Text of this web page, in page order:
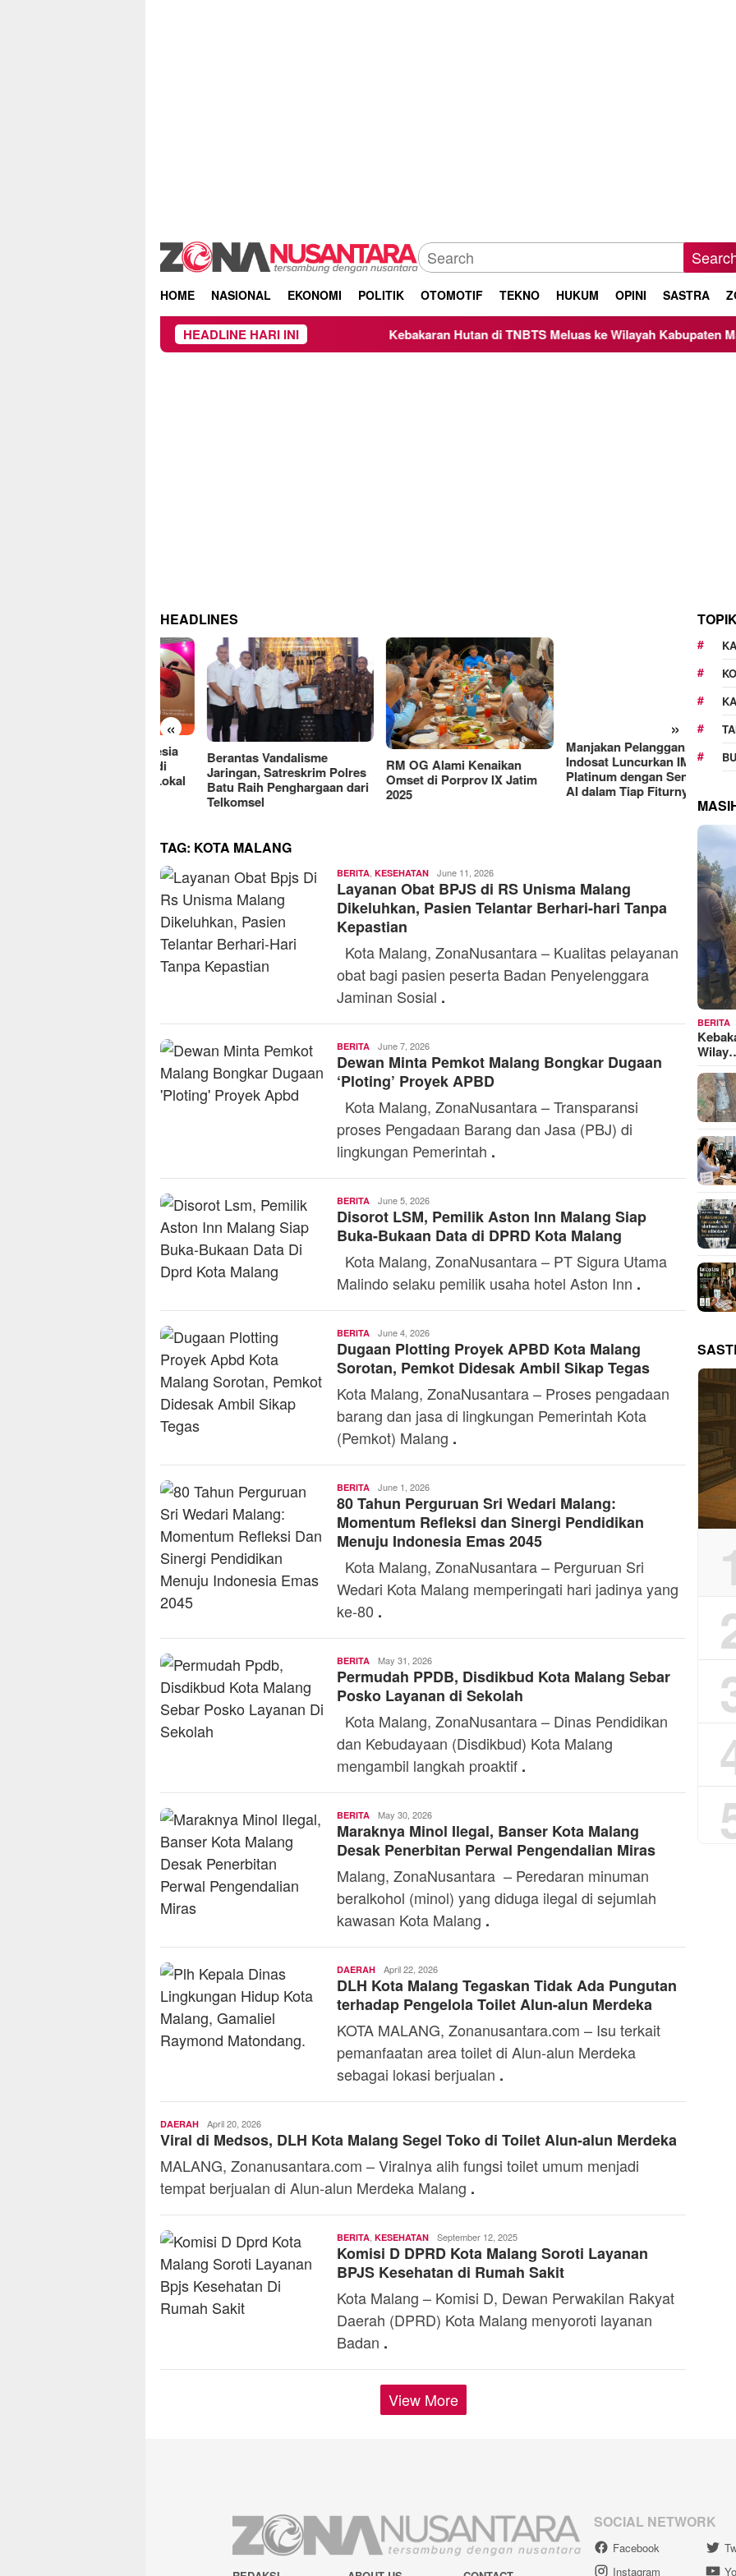
HOME NASIONAL EKONOMI POLITIK OTOMOTIF TEKNO HUKUM OPINI SASTRA
HEADLINE HARI INI Kebakaran Hutan di TNBTS Meluas ke Wilayah Kabupaten Malang,
HEADLINES
« »
Berantas Vandalisme
Jaringan, Satreskrim Polres
Batu Raih Penghargaan dari
Telkomsel
RM OG Alami Kenaikan
Omset di Porprov IX Jatim
2025
Manjakan Pelanggan,
Indosat Luncurkan IM3
Platinum dengan Sentuhan
RAT
TAG: KOTA MALANG
BERITA, KESEHATAN Toski
Dermaleksana
June 11, 2026
Layanan Obat BPJS di RS Unisma Malang
Dikeluhkan, Pasien Telantar Berhari-hari Tanpa
Kepastian
Kota Malang, ZonaNusantara – Kualitas pelayanan
obat bagi pasien peserta Badan Penyelenggara
Jaminan Sosial .
BERITA Toski
Dermaleksana
June 7, 2026
Dewan Minta Pemkot Malang Bongkar Dugaan
‘Ploting’ Proyek APBD
Kota Malang, ZonaNusantara – Transparansi
proses Pengadaan Barang dan Jasa (PBJ) di
lingkungan Pemerintah .
BERITA Toski
Dermaleksana
June 5, 2026
Disorot LSM, Pemilik Aston Inn Malang Siap
Buka-Bukaan Data di DPRD Kota Malang
Kota Malang, ZonaNusantara – PT Sigura Utama
Malindo selaku pemilik usaha hotel Aston Inn .
BERITA Toski
Dermaleksana
June 4, 2026
Dugaan Plotting Proyek APBD Kota Malang
Sorotan, Pemkot Didesak Ambil Sikap Tegas
Kota Malang, ZonaNusantara – Proses pengadaan
barang dan jasa di lingkungan Pemerintah Kota
(Pemkot) Malang .
BERITA Toski
Dermaleksana
June 1, 2026
80 Tahun Perguruan Sri Wedari Malang:
Momentum Refleksi dan Sinergi Pendidikan
Menuju Indonesia Emas 2045
Kota Malang, ZonaNusantara – Perguruan Sri
Wedari Kota Malang memperingati hari jadinya yang
ke-80 .
BERITA Toski
Dermaleksana
May 31, 2026
Permudah PPDB, Disdikbud Kota Malang Sebar
Posko Layanan di Sekolah
Kota Malang, ZonaNusantara – Dinas Pendidikan
dan Kebudayaan (Disdikbud) Kota Malang
mengambil langkah proaktif .
BERITA Toski
Dermaleksana
May 30, 2026
Maraknya Minol Ilegal, Banser Kota Malang
Desak Penerbitan Perwal Pengendalian Miras
Malang, ZonaNusantara – Peredaran minuman
beralkohol (minol) yang diduga ilegal di sejumlah
kawasan Kota Malang .
DAERAH Toski
Dermaleksana
April 22, 2026
DLH Kota Malang Tegaskan Tidak Ada Pungutan
terhadap Pengelola Toilet Alun-alun Merdeka
KOTA MALANG, Zonanusantara.com – Isu terkait
pemanfaatan area toilet di Alun-alun Merdeka
sebagai lokasi berjualan .
DAERAH Toski
Dermaleksana
April 20, 2026
Viral di Medsos, DLH Kota Malang Segel Toko di Toilet Alun-alun Merdeka
MALANG, Zonanusantara.com – Viralnya alih fungsi toilet umum menjadi
tempat berjualan di Alun-alun Merdeka Malang .
BERITA, KESEHATAN Toski
Dermaleksana
September 12, 2025
Komisi D DPRD Kota Malang Soroti Layanan
BPJS Kesehatan di Rumah Sakit
Kota Malang – Komisi D, Dewan Perwakilan Rakyat
Daerah (DPRD) Kota Malang menyoroti layanan
Badan .
View More
BERITA
SOCIAL NETWORK
Facebook